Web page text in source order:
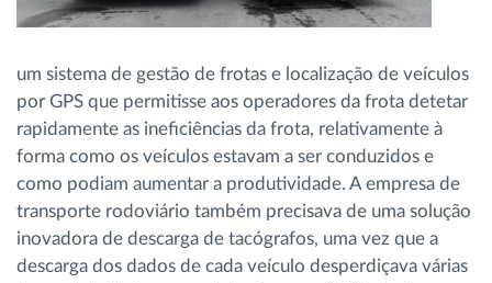
um sistema de gestão de frotas e localização de veículos
por GPS que permitisse aos operadores da frota detetar
rapidamente as ineficiências da frota, relativamente à
forma como os veículos estavam a ser conduzidos e
como podiam aumentar a produtividade. A empresa de
transporte rodoviário também precisava de uma solução
inovadora de descarga de tacógrafos, uma vez que a
descarga dos dados de cada veículo desperdiçava várias